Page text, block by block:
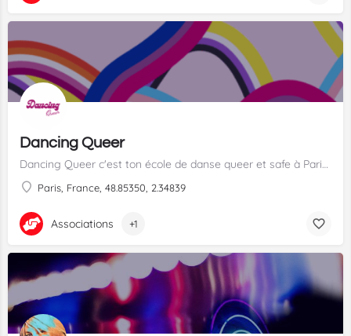
Dancing Queer
Dancing Queer c'est ton école de danse queer et safe à Paris !
Paris, France, 48.85350, 2.34839
Associations +1